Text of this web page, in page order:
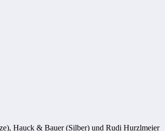
Hauck & Bauer (Silber) und Rudi Hurzlmeier